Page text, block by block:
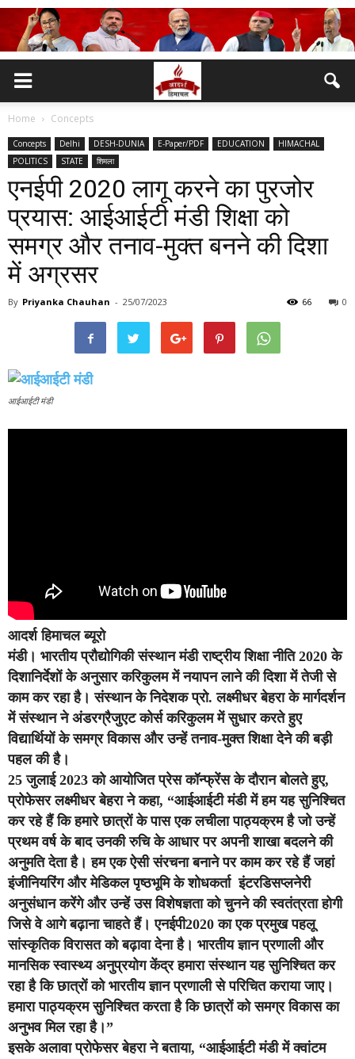
Home Concepts
Concepts Delhi DESH-DUNIA E-Paper/PDF EDUCATION
HIMACHAL
POLITICS
STATE शिमला
एनईपी 2020 लागू करने का पुरजोर
प्रयास: आईआईटी मंडी शिक्षा को
समग्र और तनाव-मुक्त बनने की दिशा
में अग्रसर
By Priyanka Chauhan - 25/07/2023 0
66
आईआईटी मंडी
आदर्श हिमाचल ब्यूरो
मंडी। भारतीय प्रौद्योगिकी संस्थान मंडी राष्ट्रीय शिक्षा नीति 2020 के
दिशानिर्देशों के अनुसार करिकुलम में नयापन लाने की दिशा में तेजी से
काम कर रहा है। संस्थान के निदेशक प्रो. लक्ष्मीधर बेहरा के मार्गदर्शन
में संस्थान ने अंडरग्रैजुएट कोर्स करिकुलम में सुधार करते हुए
विद्यार्थियों के समग्र विकास और उन्हें तनाव-मुक्त शिक्षा देने की बड़ी
पहल की है।
25 जुलाई 2023 को आयोजित प्रेस कॉन्फ्रेंस के दौरान बोलते हुए,
प्रोफेसर लक्ष्मीधर बेहरा ने कहा, “आईआईटी मंडी में हम यह सुनिश्चित
कर रहे हैं कि हमारे छात्रों के पास एक लचीला पाठ्यक्रम है जो उन्हें
प्रथम वर्ष के बाद उनकी रुचि के आधार पर अपनी शाखा बदलने की
अनुमति देता है। हम एक ऐसी संरचना बनाने पर काम कर रहे हैं जहां
इंजीनियरिंग और मेडिकल पृष्ठभूमि के शोधकर्ता इंटरडिसप्लनेरी
अनुसंधान करेंगे और उन्हें उस विशेषज्ञता को चुनने की स्वतंत्रता होगी
जिसे वे आगे बढ़ाना चाहते हैं। एनईपी2020 का एक प्रमुख पहलू
सांस्कृतिक विरासत को बढ़ावा देना है। भारतीय ज्ञान प्रणाली और
मानसिक स्वास्थ्य अनुप्रयोग केंद्र हमारा संस्थान यह सुनिश्चित कर
रहा है कि छात्रों को भारतीय ज्ञान प्रणाली से परिचित कराया जाए।
हमारा पाठ्यक्रम सुनिश्चित करता है कि छात्रों को समग्र विकास का
अनुभव मिल रहा है।”
इसके अलावा प्रोफेसर बेहरा ने बताया, “आईआईटी मंडी में क्वांटम